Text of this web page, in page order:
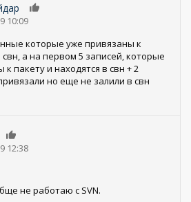
10:09
которые уже привязаны к
свн, а на первом 5 записей, которые
пакету и находятся в свн + 2
но еще не залили в свн
12:38
не работаю с SVN.